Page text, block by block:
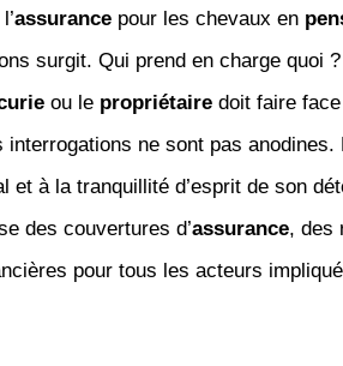
assurancepour les chevaux en
surgit. Qui prend en charge quoi
ou le propriétairedoit faire
ne sont pas anodines.
et à la tranquillité d’esprit de son
des couvertures d’assurance, des
pour tous les acteurs